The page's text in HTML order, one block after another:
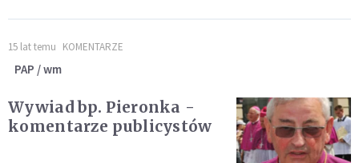
15 lat temu KOMENTARZE
PAP / wm
Wywiad bp. Pieronka -
komentarze publicystów